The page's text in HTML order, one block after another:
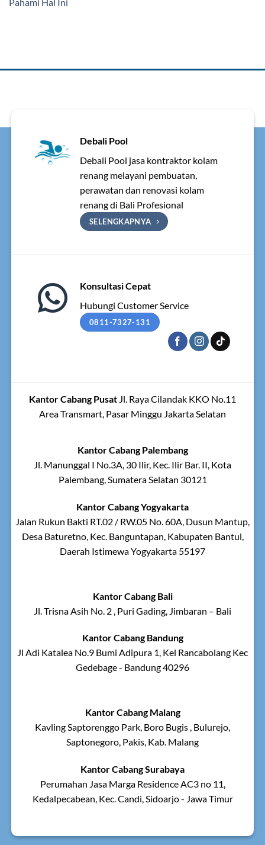
Debali Pool
Debali Pool jasa kontraktor kolam
renang melayani pembuatan,
perawatan dan renovasi kolam
renang di Bali Profesional
SELENGKAPNYA
Konsultasi Cepat
Hubungi Customer Service
0811-7327-131
Kantor Cabang Pusat Jl. Raya Cilandak KKO No.11
Area Transmart, Pasar Minggu Jakarta Selatan
Kantor Cabang Palembang
Jl. Manunggal I No.3A, 30 Ilir, Kec. Ilir Bar. II, Kota
Palembang, Sumatera Selatan 30121
Kantor Cabang Yogyakarta
Jalan Rukun Bakti RT.02 / RW.05 No. 60A, Dusun Mantup,
Desa Baturetno, Kec. Banguntapan, Kabupaten Bantul,
Daerah Istimewa Yogyakarta 55197
Kantor Cabang Bali
Jl. Trisna Asih No. 2 , Puri Gading, Jimbaran – Bali
Kantor Cabang Bandung
Jl Adi Katalea No.9 Bumi Adipura 1, Kel Rancabolang Kec
Gedebage - Bandung 40296
Kantor Cabang Malang
Kavling Saptorenggo Park, Boro Bugis , Bulurejo,
Saptonegoro, Pakis, Kab. Malang
Kantor Cabang Surabaya
Perumahan Jasa Marga Residence AC3 no 11,
Kedalpecabean, Kec. Candi, Sidoarjo - Jawa Timur